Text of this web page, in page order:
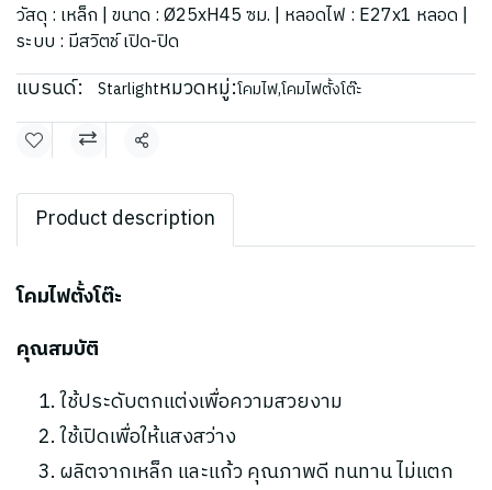
วัสดุ : เหล็ก | ขนาด : Ø25xH45 ซม. | หลอดไฟ : E27x1 หลอด |
ระบบ : มีสวิตช์ เปิด-ปิด
แบรนด์: Starlightหมวดหมู่:โคมไฟ,โคมไฟตั้งโต๊ะ
แชร์
Product description
โคมไฟตั้งโต๊ะ
คุณสมบัติ
ใช้ประดับตกแต่งเพื่อความสวยงาม
ใช้เปิดเพื่อให้แสงสว่าง
ผลิตจากเหล็ก และแก้ว คุณภาพดี ทนทาน ไม่แตก